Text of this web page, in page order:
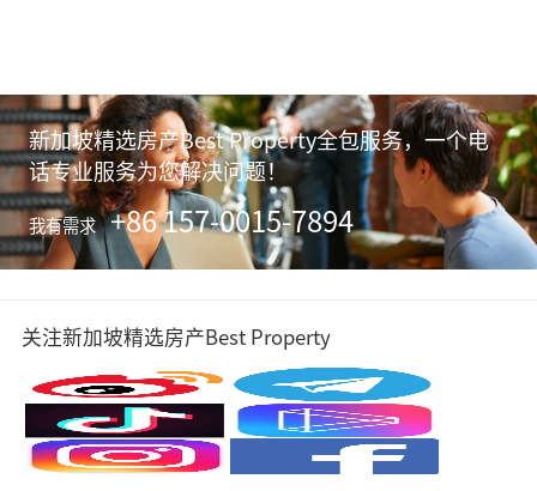
新加坡精选房产Best Property全包服务，一个电
话专业服务为您解决问题！
我有需求 +86 157-0015-7894
关注新加坡精选房产Best Property